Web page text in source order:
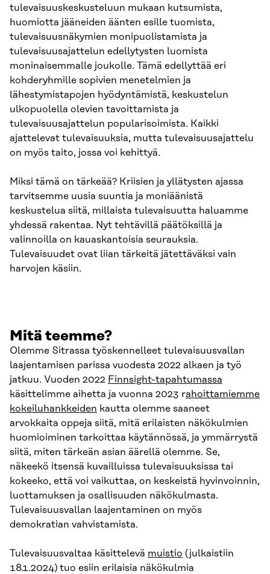
tulevaisuuskeskusteluun mukaan kutsumista,
huomiotta jääneiden äänten esille tuomista,
tulevaisuusnäkymien monipuolistamista ja
tulevaisuusajattelun edellytysten luomista
moninaisemmalle joukolle. Tämä edellyttää eri
kohderyhmille sopivien menetelmien ja
lähestymistapojen hyödyntämistä, keskustelun
ulkopuolella olevien tavoittamista ja
tulevaisuusajattelun popularisoimista. Kaikki
ajattelevat tulevaisuuksia, mutta tulevaisuusajattelu
on myös taito, jossa voi kehittyä.
Miksi tämä on tärkeää? Kriisien ja yllätysten ajassa
tarvitsemme uusia suuntia ja moniäänistä
keskustelua siitä, millaista tulevaisuutta haluamme
yhdessä rakentaa. Nyt tehtävillä päätöksillä ja
valinnoilla on kauaskantoisia seurauksia.
Tulevaisuudet ovat liian tärkeitä jätettäväksi vain
harvojen käsiin.
Mitä teemme?
Olemme Sitrassa työskennelleet tulevaisuusvallan
laajentamisen parissa vuodesta 2022 alkaen ja työ
jatkuu. Vuoden 2022 Finnsight-tapahtumassa
käsittelimme aihetta ja vuonna 2023 rahoittamiemme
kokeiluhankkeiden kautta olemme saaneet
arvokkaita oppeja siitä, mitä erilaisten näkökulmien
huomioiminen tarkoittaa käytännössä, ja ymmärrystä
siitä, miten tärkeän asian äärellä olemme. Se,
näkeekö itsensä kuvailluissa tulevaisuuksissa tai
kokeeko, että voi vaikuttaa, on keskeistä hyvinvoinnin,
luottamuksen ja osallisuuden näkökulmasta.
Tulevaisuusvallan laajentaminen on myös
demokratian vahvistamista.
Tulevaisuusvaltaa käsittelevä muistio (julkaistiin
18.1.2024) tuo esiin erilaisia näkökulmia